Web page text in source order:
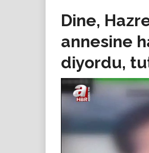
Dine,
annesine
diyordu,